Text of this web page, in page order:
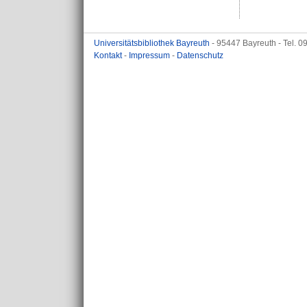
Universitätsbibliothek Bayreuth - 95447 Bayreuth - Tel.
Kontakt- Impressum - Datenschutz